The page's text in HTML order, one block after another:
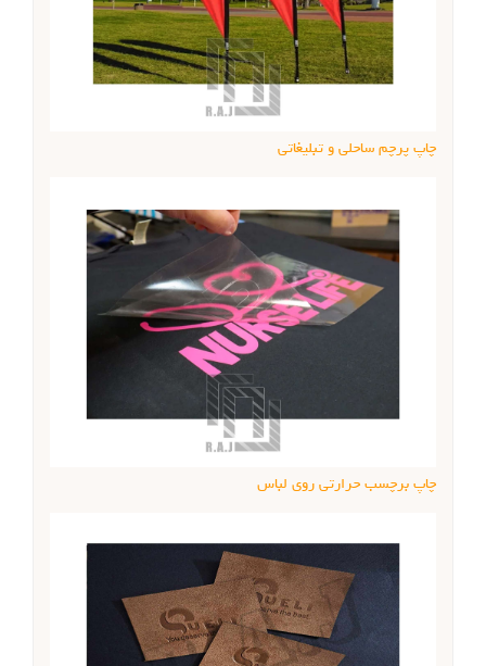
چاپ پرچم ساحلی و تبلیغاتی
چاپ برچسب حرارتی روی لباس